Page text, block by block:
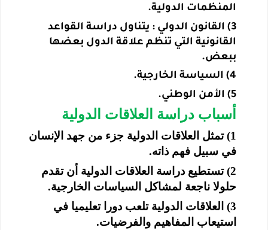
المنظمات الدولية.
3) القانون الدولي : يتناول دراسة القواعد
القانونية التي تنظم علاقة الدول بعضها
ببعض.
4) السياسة الخارجية
.
5) الأمن الوطني
.
أسباب دراسة العلاقات الدولية
1) تمثل العلاقات الدولية جزء من جهد الإنسان
في سبيل فهم ذاته.
2) تستطيع دراسة العلاقات الدولية أن تقدم
حلولا ناجعة لمشاكل السياسات الخارجية.
3) العلاقات الدولية تلعب دورا تعليميا في
استيعاب المفاهيم والفرضيات.